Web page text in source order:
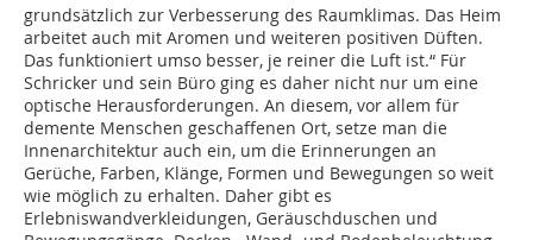
grundsätzlich zur Verbesserung des Raumklimas. Das Heim
arbeitet auch mit Aromen und weiteren positiven Düften.
Das funktioniert umso besser, je reiner die Luft ist.“ Für
Schricker und sein Büro ging es daher nicht nur um eine
optische Herausforderungen. An diesem, vor allem für
demente Menschen geschaffenen Ort, setze man die
Innenarchitektur auch ein, um die Erinnerungen an
Gerüche, Farben, Klänge, Formen und Bewegungen so weit
wie möglich zu erhalten. Daher gibt es
Erlebniswandverkleidungen, Geräuschduschen und